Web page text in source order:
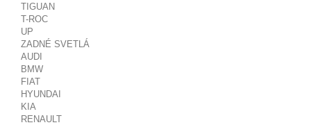
TIGUAN
T-ROC
UP
ZADNÉ SVETLÁ
AUDI
BMW
FIAT
HYUNDAI
KIA
RENAULT